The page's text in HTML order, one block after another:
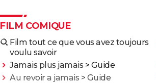
FILM COMIQUE
Film tout ce que vous avez toujours
voulu savoir
Jamais plus jamais > Guide
Au revoir a jamais > Guide